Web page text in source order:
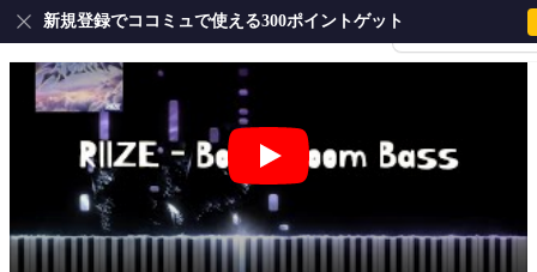
会員登録・ログイ
新規登録でココミュで使える300ポイントゲット
Boom Boom Bass - RIIZE